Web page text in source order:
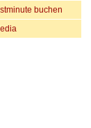
buchen